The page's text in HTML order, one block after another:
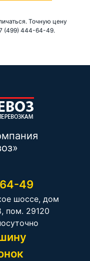
Точную цену
(499) 444-64-49.
49
шоссе, дом
пом. 29120